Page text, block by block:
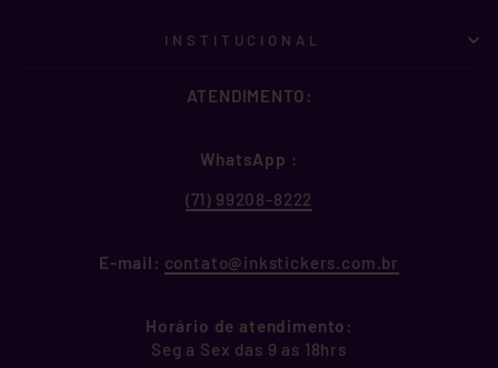
INSTITUCIONAL
ATENDIMENTO:
WhatsApp :
(71) 99208-8222
E-mail: contato@inkstickers.com.br
Horário de atendimento:
Seg a Sex das 9 as 18hrs